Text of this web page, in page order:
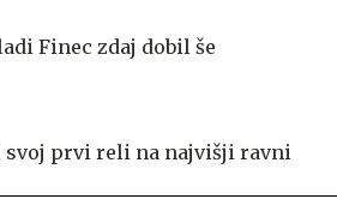
Finec zdaj dobil še
svoj prvi reli na najvišji ravni